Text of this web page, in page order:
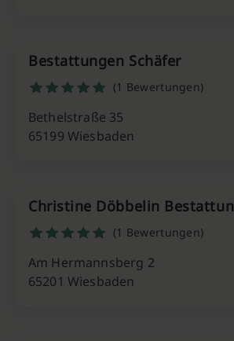
Bestattungen Schäfer
(1 Bewertungen)
Bethelstraße 35
65199 Wiesbaden
Christine Döbbelin
(1 Bewertungen)
Am Hermannsberg 2
65201 Wiesbaden